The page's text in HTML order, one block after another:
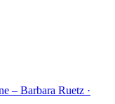
– Barbara Ruetz ·